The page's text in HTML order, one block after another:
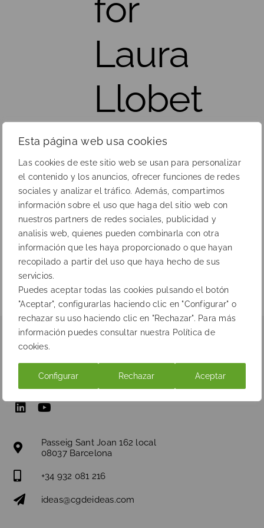
Esta página web usa cookies
Las cookies de este sitio web se usan para personalizar
el contenido y los anuncios, ofrecer funciones de redes
sociales y analizar el tráfico. Además, compartimos
información sobre el uso que haga del sitio web con
nuestros partners de redes sociales, publicidad y
analisis web, quienes pueden combinarla con otra
información que les haya proporcionado o que hayan
recopilado a partir del uso que haya hecho de sus
servicios.
Puedes aceptar todas las cookies pulsando el botón
"Aceptar", configurarlas haciendo clic en "Configurar" o
rechazar su uso haciendo clic en "Rechazar". Para más
información puedes consultar nuestra Política de
cookies.
Configurar Rechazar Aceptar
for
Laura
Llobet
BeforeNext
Passeig Sant Joan 162 local
08037 Barcelona
+34 932 081 216
ideas@cgdeideas.com